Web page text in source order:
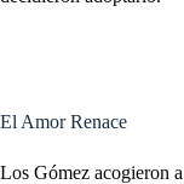
El Amor Renace
Los Gómez acogieron